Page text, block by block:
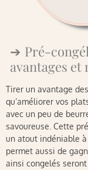
Pré-
avantages et
Tirer un avantage
qu’améliorer vos
avec un peu de
savoureuse. Cette
un atout indéniable
permet aussi de
ainsi congelés